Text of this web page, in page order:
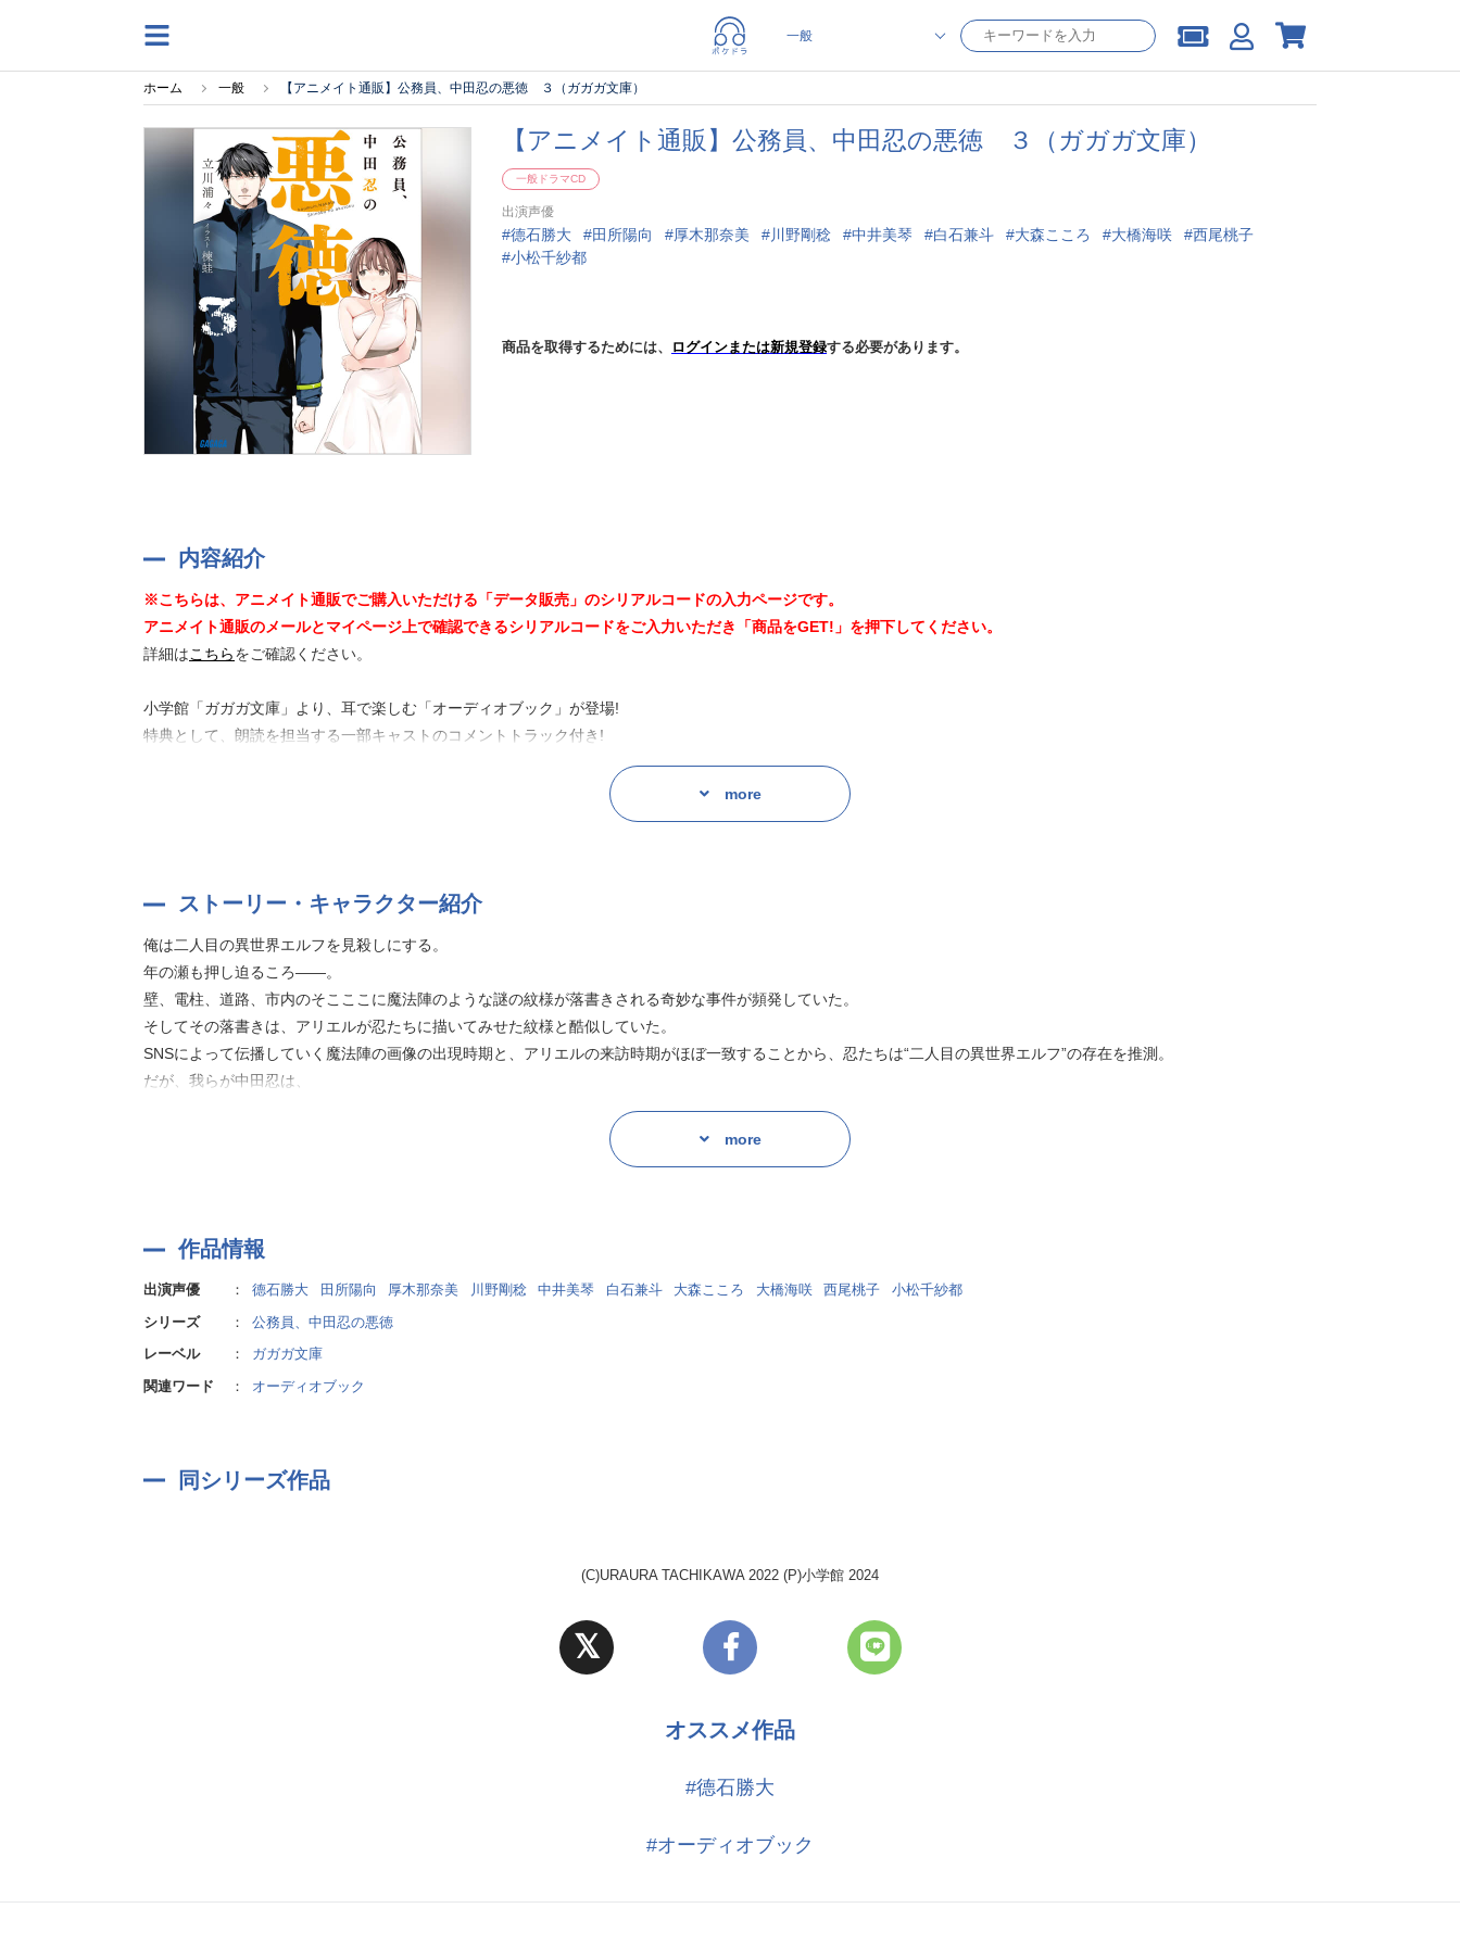
ホーム 一般 【アニメイト通販】公務員、中田忍の悪徳 ３（ガガガ文庫）
【アニメイト通販】公務員、中田忍の悪徳 ３（ガガガ文庫）
一般ドラマCD
出演声優
德石勝大 田所陽向 厚木那奈美 川野剛稔 中井美琴 白石兼斗 大森こころ 大橋海咲
西尾桃子
小松千紗都
商品を取得するためには、 ログインまたは新規登録する必要があります。
内容紹介
※こちらは、アニメイト通販でご購入いただける「データ販売」のシリアルコードの入力ページです。
アニメイト通販のメールとマイページ上で確認できるシリアルコードをご入力いただき「商品をGET!」を押下してください。
詳細はこちらをご確認ください。
小学館「ガガガ文庫」より、耳で楽しむ「オーディオブック」が登場!
特典として、朗読を担当する一部キャストのコメントトラック付き!
SNSによって伝播していく魔法陣の画像の出現時期と、アリエルの来訪時期がほぼ一致することから、忍たちは“二人目の異世界エルフ”の存在を推測。
「俺は、二人目の異世界エルフを保護するつもりはない」
と、二人目の異世界エルフを見殺しにすることを宣言する。
自分たちがこの件に深入りし目立った行動を起こすことで、アリエルの存在までもが脅かされる可能性を危惧したのだが……。
落書き騒動がついに全国ニュースへ取り上げられてしまったため、行政の手抜きを糾弾されないよう、市長の一声で区民の防犯パトロールに区役所職員も参加することにな
“二人目の異世界エルフ”が巻き起こす、新たな騒動。激情と勝負の第三幕!
more
ストーリー・キャラクター紹介
俺は二人目の異世界エルフを見殺しにする。
年の瀬も押し迫るころ――。
壁、電柱、道路、市内のそこここに魔法陣のような謎の紋様が落書きされる奇妙な事件が頻発していた。
そしてその落書きは、アリエルが忍たちに描いてみせた紋様と酷似していた。
SNSによって伝播していく魔法陣の画像の出現時期と、アリエルの来訪時期がほぼ一致することから、忍たちは“二人目の異世界エルフ”の存在を推測。
だが、我らが中田忍は、
落書き騒動がついに全国ニュースへ取り上げられてしまったため、行政の手抜きを糾弾されないよう、市長の一声で区民の防犯パトロールに区役所職員も参加することにな
る。
私人でなく公務員として“魔法陣事件”に干渉する権利を得た忍は、真相を探るべく動き始める。
more
作品情報
出演声優 ： 德石勝大 田所陽向 厚木那奈美 川野剛稔 中井美琴 白石兼斗 大森こころ 大橋海咲 西尾桃子
小松千紗都
シリーズ
：
公務員、中田忍の悪徳
レーベル
：
ガガガ文庫
関連ワード
： オーディオブック
同シリーズ作品
(C)URAURA TACHIKAWA 2022 (P)小学館 2024
オススメ作品
#德石勝大
#オーディオブック